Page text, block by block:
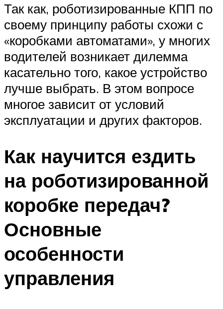
Так как, роботизированные КПП по
своему принципу работы схожи с
«коробками автоматами», у многих
водителей возникает дилемма
касательно того, какое устройство
лучше выбрать. В этом вопросе
многое зависит от условий
эксплуатации и других факторов.
Как научится ездить
на роботизированной
коробке передач?
Основные
особенности
управления